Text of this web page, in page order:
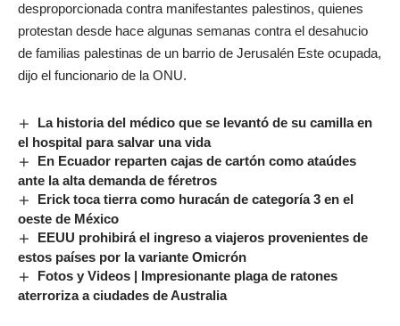
desproporcionada contra manifestantes palestinos, quienes
protestan desde hace algunas semanas contra el desahucio
de familias palestinas de un barrio de Jerusalén Este ocupada,
dijo el funcionario de la ONU.
La historia del médico que se levantó de su camilla en
el hospital para salvar una vida
En Ecuador reparten cajas de cartón como ataúdes
ante la alta demanda de féretros
Erick toca tierra como huracán de categoría 3 en el
oeste de México
EEUU prohibirá el ingreso a viajeros provenientes de
estos países por la variante Omicrón
Fotos y Videos | Impresionante plaga de ratones
aterroriza a ciudades de Australia